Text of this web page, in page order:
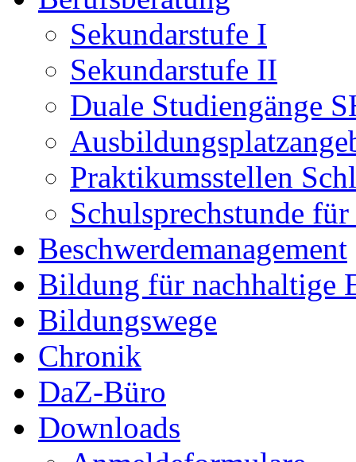
Sekundarstufe I
Sekundarstufe II
Duale Studiengänge
Praktikumsstellen
Schulsprechstunde
Beschwerdemanagement
Bildung für nachhaltige
Bildungswege
Chronik
DaZ-Büro
Downloads